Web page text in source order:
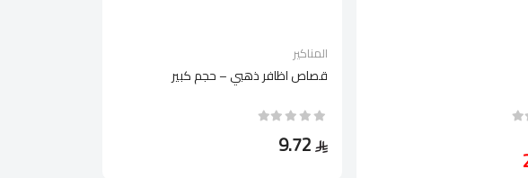
المناكير
قصاص اظافر ذهبي – حجم كبير
9.72